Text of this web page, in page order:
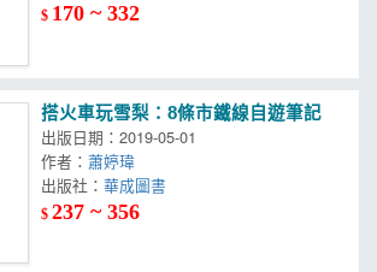
$ 170 ~ 332
搭火車玩雪梨：8條市鐵線自遊筆記
出版日期：2019-05-01
作者：蕭婷瑋
出版社：
$237 ~ 356